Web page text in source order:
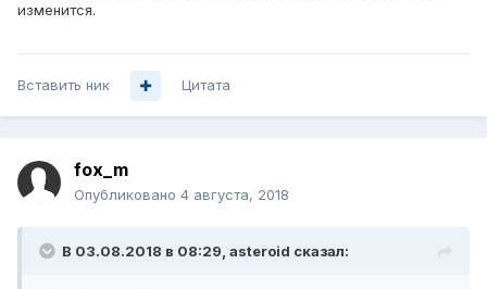
изменится.
Вставить ник Цитата
fox_m
Опубликовано 4 августа, 2018
В 03.08.2018 в 08:29, asteroid сказал: